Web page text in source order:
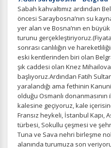
Sabah kahvaltımız ardından
öncesi Saraybosna’nın su
yer alan ve Bosna’nın en
turunu
sonrası canlılığın ve
eski kentlerinden biri olan
şık caddesi olan Knez
başlıyoruz.Ardından Fatih
yaralandığı ama fethinin
olduğu Osmanlı
kalesine geçiyoruz, kale
Fransız heykeli, İstanbul Kapı,
türbesi, Sokullu çeşmesi ve
Tuna ve Sava nehri birleşme
alanında turumuza son